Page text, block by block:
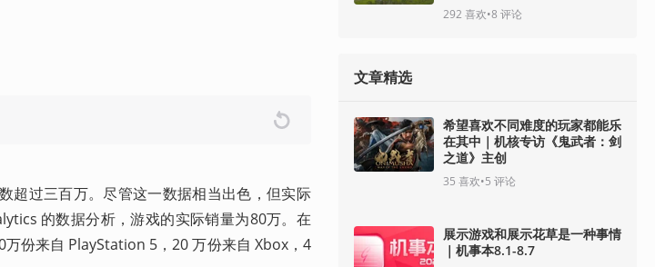
超过三百万。尽管这一数据相当出色，但实际
的数据分析，游戏的实际销量为80万。在
份来自 PlayStation 5，20 万份来自 Xbox，4
292 喜欢•8 评论
文章精选
希望喜欢不同难度的玩家都能乐
在其中｜机核专访《鬼武者：剑
之道》主创
35 喜欢•5 评论
展示游戏和展示花草是一种事情
｜机事本8.1-8.7